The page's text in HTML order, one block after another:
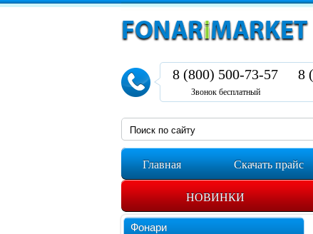
8 (800) 500-73-57
Звонок бесплатный
8
Главная Скачать прайс
НОВИНКИ
Фонари